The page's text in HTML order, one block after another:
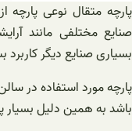
پارچه متقال نوعی
صنایع مختلفی مانند
بسیاری صنایع دیگر کاربرد
پارچه مورد استفاده در
باشد به همین دلیل بسیار